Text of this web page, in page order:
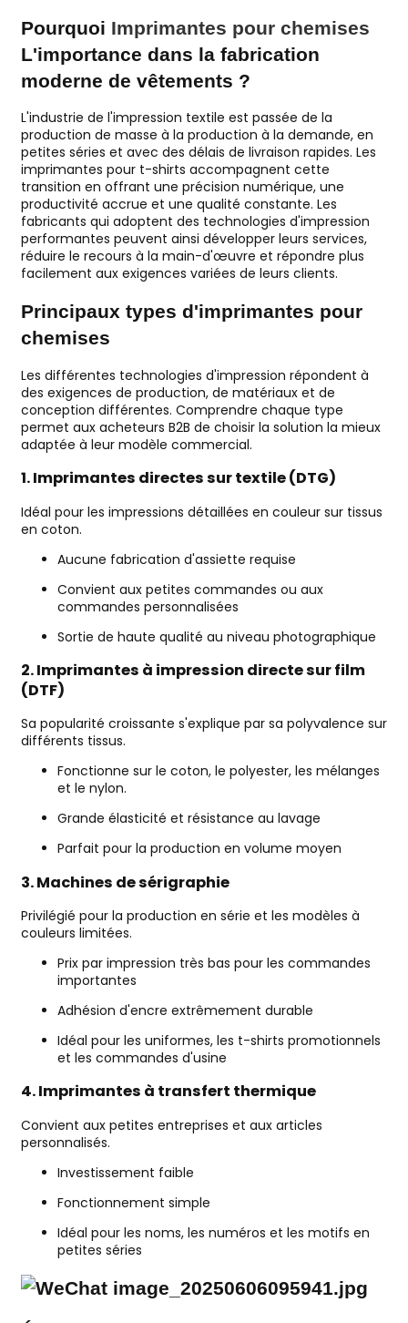
Pourquoi Imprimantes pour chemises
L'importance dans la fabrication
moderne de vêtements ?
L'industrie de l'impression textile est passée de la
production de masse à la production à la demande, en
petites séries et avec des délais de livraison rapides. Les
imprimantes pour t-shirts accompagnent cette
transition en offrant une précision numérique, une
productivité accrue et une qualité constante. Les
fabricants qui adoptent des technologies d'impression
performantes peuvent ainsi développer leurs services,
réduire le recours à la main-d'œuvre et répondre plus
facilement aux exigences variées de leurs clients.
Principaux types d'imprimantes pour
chemises
Les différentes technologies d'impression répondent à
des exigences de production, de matériaux et de
conception différentes. Comprendre chaque type
permet aux acheteurs B2B de choisir la solution la mieux
adaptée à leur modèle commercial.
1. Imprimantes directes sur textile (DTG)
Idéal pour les impressions détaillées en couleur sur tissus
en coton.
Aucune fabrication d'assiette requise
Convient aux petites commandes ou aux
commandes personnalisées
Sortie de haute qualité au niveau photographique
2. Imprimantes à impression directe sur film
(DTF)
Sa popularité croissante s'explique par sa polyvalence sur
différents tissus.
Fonctionne sur le coton, le polyester, les mélanges
et le nylon.
Grande élasticité et résistance au lavage
Parfait pour la production en volume moyen
3. Machines de sérigraphie
Privilégié pour la production en série et les modèles à
couleurs limitées.
Prix ​​par impression très bas pour les commandes
importantes
Adhésion d'encre extrêmement durable
Idéal pour les uniformes, les t-shirts promotionnels
et les commandes d'usine
4. Imprimantes à transfert thermique
Convient aux petites entreprises et aux articles
personnalisés.
Investissement faible
Fonctionnement simple
Idéal pour les noms, les numéros et les motifs en
petites séries